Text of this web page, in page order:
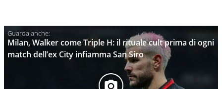
Milan, Walker come Triple H: il rituale cult prima di ogni
match dell’ex City infiamma San Siro